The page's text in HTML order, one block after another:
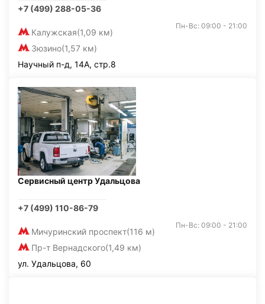
+7 (499) 288-05-36
Калужская(1,09 км)
Зюзино(1,57 км)
Пн-Вс: 09:00 - 21:00
Научный п-д, 14А, стр.8
Сервисный центр Удальцова
+7 (499) 110-86-79
Мичуринский проспект(116 м)
Пр-т Вернадского(1,49 км)
Пн-Вс: 09:00 - 21:00
ул. Удальцова, 60